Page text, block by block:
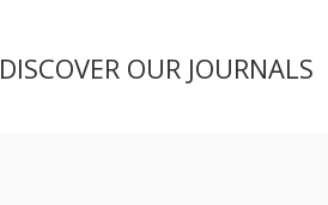
DISCOVER OUR JOURNALS